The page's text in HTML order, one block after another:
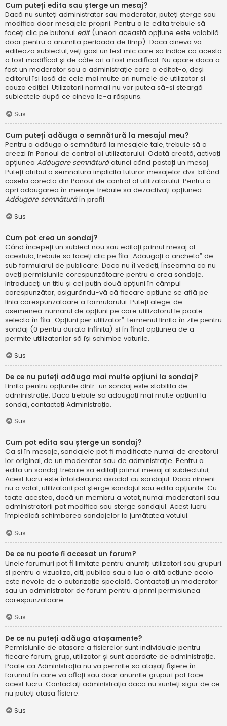
Cum puteți edita sau șterge un mesaj?
Dacă nu sunteți administrator sau moderator, puteți șterge sau
modifica doar mesajele proprii. Pentru a le edita trebuie să
faceți clic pe butonul edit (uneori această opțiune este valabilă
doar pentru o anumită perioadă de timp). Dacă cineva vă
editează subiectul, veți găsi un text mic care să indice că acesta
a fost modificat și de câte ori a fost modificat. Nu apare dacă a
fost un moderator sau o administrație care a editat-o, deși
editorul își lasă de cele mai multe ori numele de utilizator și
cauza ediției. Utilizatorii normali nu vor putea să-și șteargă
subiectele după ce cineva le-a răspuns.
Sus
Cum puteți adăuga o semnătură la mesajul meu?
Pentru a adăuga o semnătură la mesajele tale, trebuie să o
creezi în Panoul de control al utilizatorului. Odată creată, activați
opțiunea Adăugare semnăturăatunci când postați un mesaj.
Puteți atribui o semnătură implicită tuturor mesajelor dvs. bifând
caseta corectă din Panoul de control al utilizatorului. Pentru a
opri adăugarea în mesaje, trebuie să dezactivați opțiunea
Adăugare semnăturăîn profil.
Sus
Cum pot crea un sondaj?
Când începeți un subiect nou sau editați primul mesaj al
acestuia, trebuie să faceți clic pe fila „Adăugați o anchetă” de
sub formularul de publicare; Dacă nu îl vedeți, înseamnă că nu
aveți permisiunile corespunzătoare pentru a crea sondaje.
Introduceți un titlu și cel puțin două opțiuni în câmpul
corespunzător, asigurându-vă că fiecare opțiune se află pe
linia corespunzătoare a formularului. Puteți alege, de
asemenea, numărul de opțiuni pe care utilizatorul le poate
selecta în fila „Opțiuni per utilizator”, termenul limită în zile pentru
sondaj (0 pentru durată infinită) și în final opțiunea de a
permite utilizatorilor să își schimbe voturile.
Sus
De ce nu puteți adăuga mai multe opțiuni la sondaj?
Limita pentru opțiunile dintr-un sondaj este stabilită de
administrație. Dacă trebuie să adăugați mai multe opțiuni la
sondaj, contactați Administrația.
Sus
Cum pot edita sau șterge un sondaj?
Ca și în mesaje, sondajele pot fi modificate numai de creatorul
lor original, de un moderator sau de administrație. Pentru a
edita un sondaj, trebuie să editați primul mesaj al subiectului;
Acest lucru este întotdeauna asociat cu sondajul. Dacă nimeni
nu a votat, utilizatorii pot șterge sondajul sau edita opțiunile. Cu
toate acestea, dacă un membru a votat, numai moderatorii sau
administratorii pot modifica sau șterge sondajul. Acest lucru
împiedică schimbarea sondajelor la jumătatea votului.
Sus
De ce nu poate fi accesat un forum?
Unele forumuri pot fi limitate pentru anumiți utilizatori sau grupuri
și pentru a vizualiza, citi, publica sau a lua o altă acțiune acolo
este nevoie de o autorizație specială. Contactați un moderator
sau un administrator de forum pentru a primi permisiunea
corespunzătoare.
Sus
De ce nu puteți adăuga atașamente?
Permisiunile de atașare a fișierelor sunt individuale pentru
fiecare forum, grup, utilizator și sunt acordate de administrație.
Poate că Administrația nu vă permite să atașați fișiere în
forumul în care vă aflați sau doar anumite grupuri pot face
acest lucru. Contactați administrația dacă nu sunteți sigur de ce
nu puteți atașa fișiere.
Sus